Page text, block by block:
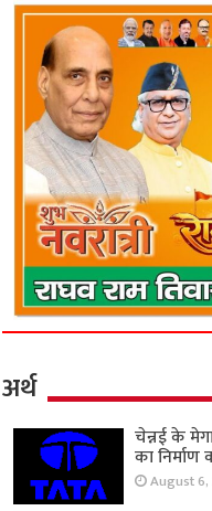
अर्थ
चेन्नई के
का निर्माण
August 6,